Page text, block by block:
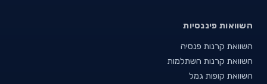
השוואות פיננסיות
השוואת קרנות פנסיה
השוואת קרנות השתלמות
השוואת קופות גמל